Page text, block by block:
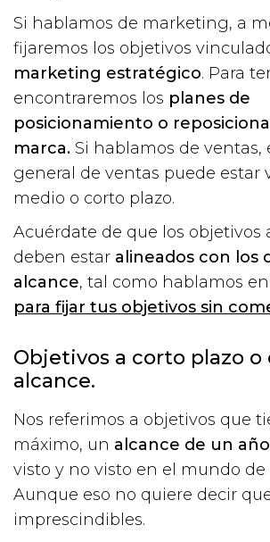
Si hablamos de marketing, a
fijaremos los objetivos
marketing estratégico. Para
encontraremos los planes de
posicionamiento o
marca. Si hablamos de ventas,
general de ventas puede estar
medio o corto plazo.
Acuérdate de que los objetivos
deben estar alineados con los
alcance, tal como hablamos en
para fijar tus objetivos sin
Objetivos a corto plazo o
alcance.
Nos referimos a objetivos que
máximo, un alcance de un año
visto y no visto en el mundo de
Aunque eso no quiere decir
imprescindibles.